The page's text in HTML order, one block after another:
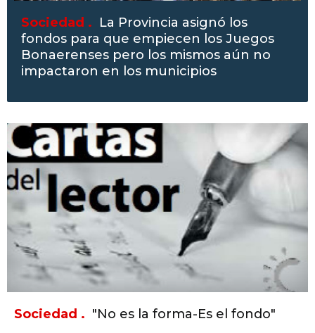
Sociedad . La Provincia asignó los
fondos para que empiecen los Juegos
Bonaerenses pero los mismos aún no
impactaron en los municipios
Sociedad . "No es la forma-Es el fondo"